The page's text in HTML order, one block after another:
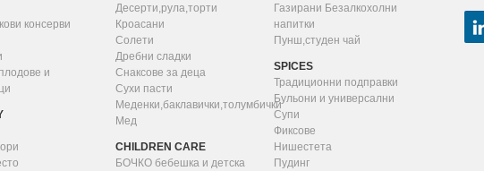
консерви
и
Десерти,рула,торти
Кроасани
Солети
Дребни сладки
Снаксове за деца
Сухи пасти
Меденки,баклавички,толумбички
Мед
CHILDREN CARE
БОЧКО бебешка и детска
Газирани Безалкохолни
напитки
Пунш,студен чай
SPICES
Традиционни подправки
Бульони и универсални
Супи
Фиксове
Нишестета
Пудинг